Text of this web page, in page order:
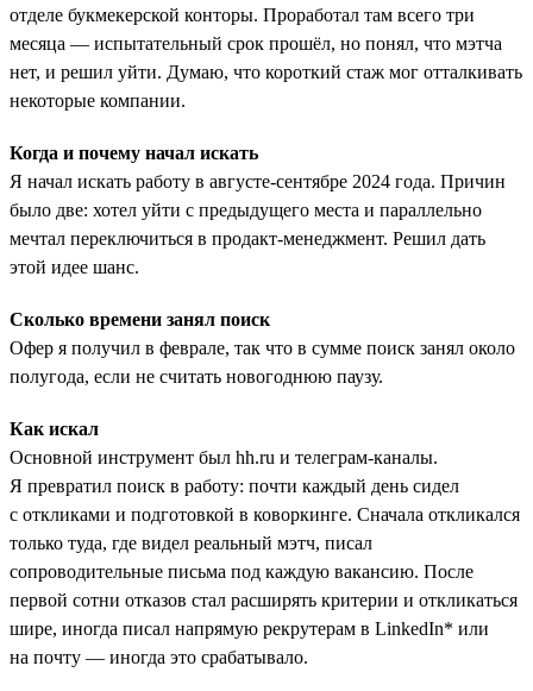
отделе букмекерской конторы. Проработал там всего три
месяца — испытательный срок прошёл, но понял, что мэтча
нет, и решил уйти. Думаю, что короткий стаж мог отталкивать
некоторые компании.
Когда и почему начал искать
Я начал искать работу в августе-сентябре 2024 года. Причин
было две: хотел уйти с предыдущего места и параллельно
мечтал переключиться в продакт-менеджмент. Решил дать
этой идее шанс.
Сколько времени занял поиск
Офер я получил в феврале, так что в сумме поиск занял около
полугода, если не считать новогоднюю паузу.
Как искал
Основной инструмент был hh.ru и телеграм-каналы.
Я превратил поиск в работу: почти каждый день сидел
с откликами и подготовкой в коворкинге. Сначала откликался
только туда, где видел реальный мэтч, писал
сопроводительные письма под каждую вакансию. После
первой сотни отказов стал расширять критерии и откликаться
шире, иногда писал напрямую рекрутерам в LinkedIn* или
на почту — иногда это срабатывало.